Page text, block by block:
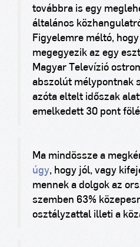
továbbra is egy
általános
Figyelemre méltó,
megegyezik az egy
Magyar Televízió
abszolút mélypontnak
azóta eltelt időszak
emelkedett 30 pont
Ma mindössze a
úgy, hogy jól, vagy
mennek a dolgok az
szemben 63%
osztályzattal illeti a